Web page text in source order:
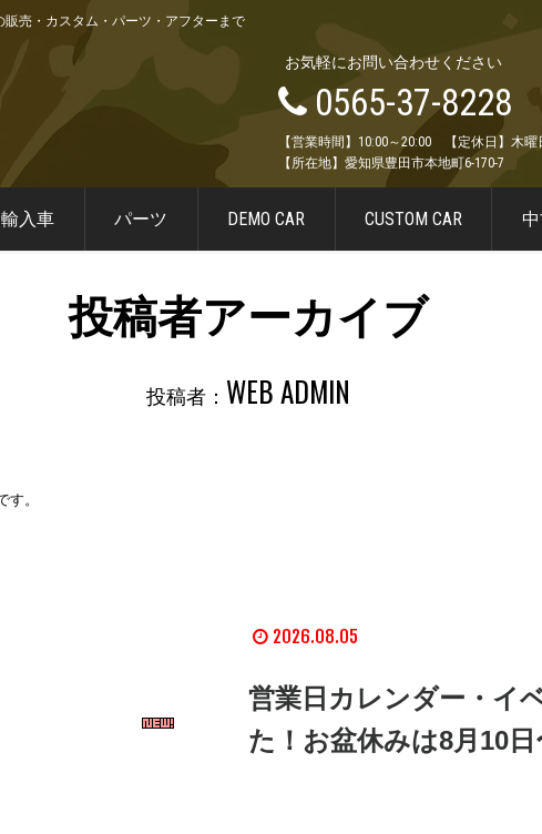
売・カスタム・パーツ・アフターまで
お気軽にお問い合わせください
0565-37-8228
【営業時間】10:00～20:00 【定休日】木曜
【所在地】愛知県豊田市本地町6-170-7
入車 パーツ DEMO CAR CUSTOM CAR
投稿者アーカイブ
投稿者： WEB ADMIN
。
2026.08.05
営業日カレンダー・イ
た！お盆休みは8月10日